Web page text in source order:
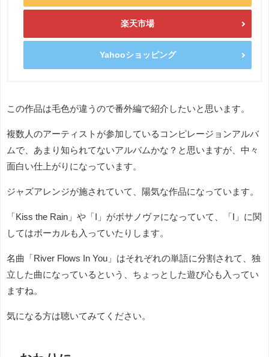
楽天市場
Yahooショッピング
この作品は毛色が違うので番外編で紹介したいと思います。
複数人のアーティストが参加しているコンピレージョンアルバ
ムで、あまり知られてないアルバムかな？と思いますが、中々
面白い仕上がりになっています。
ジャズアレンジが施されていて、陽気な作品になっています。
「Kiss the Rain」や「I」がボサノヴァになっていて、「I」に関
してはボーカルも入っていたりします。
名曲「River Flows In You」はそれぞれの単語に分割されて、独
立した曲になっているという、ちょっとした遊び心も入ってい
ますね。
気になる方は聴いてみてください。